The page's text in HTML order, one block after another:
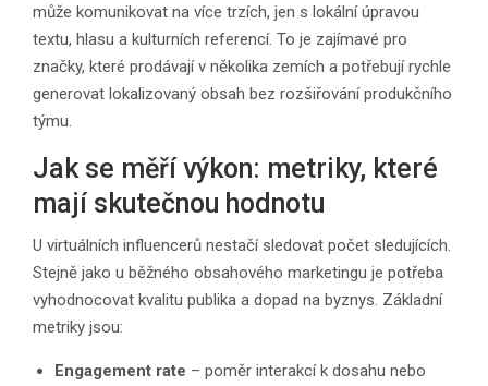
může komunikovat na více trzích, jen s lokální úpravou
textu, hlasu a kulturních referencí. To je zajímavé pro
značky, které prodávají v několika zemích a potřebují rychle
generovat lokalizovaný obsah bez rozšiřování produkčního
týmu.
Jak se měří výkon: metriky, které
mají skutečnou hodnotu
U virtuálních influencerů nestačí sledovat počet sledujících.
Stejně jako u běžného obsahového marketingu je potřeba
vyhodnocovat kvalitu publika a dopad na byznys. Základní
metriky jsou:
Engagement rate – poměr interakcí k dosahu nebo